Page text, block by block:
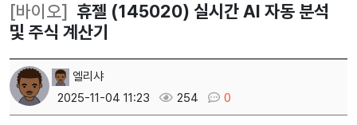
[바이오] 휴젤 (145020) 실시간 AI 자동 분석
및 주식 계산기
엘리샤
2025-11-04 11:23
254 0